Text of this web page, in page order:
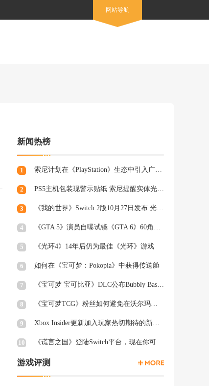
网站导航
新闻热榜
1 索尼计划在《PlayStation》生态中引入广告，组建专业营销团队
2 PS5主机包装现警示贴纸 索尼提醒实体光盘生产将终止
3 《我的世界》Switch 2版10月27日发布 光照阴影升级
4 《GTA 5》演员自曝试镜《GTA 6》60角色均未获回复
5 《光环4》14年后仍为最佳《光环》游戏
6 如何在《宝可梦：Pokopia》中获得传送舱
7 《宝可梦 宝可比亚》DLC公布Bubbly Basin Habitat Dex列表
8 《宝可梦TCG》粉丝如何避免在沃尔玛周三被“烤”
9 Xbox Insider更新加入玩家热切期待的新功能
10 《谎言之国》登陆Switch平台，现在你可以在厕所里愤怒退出游戏
游戏评测